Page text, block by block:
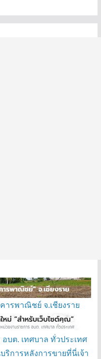
ารพาณิชย์ จ.เชียงราย
บต. เทศบาล ทั่วประเทศ
การหลังการขายที่นี่เจ้า